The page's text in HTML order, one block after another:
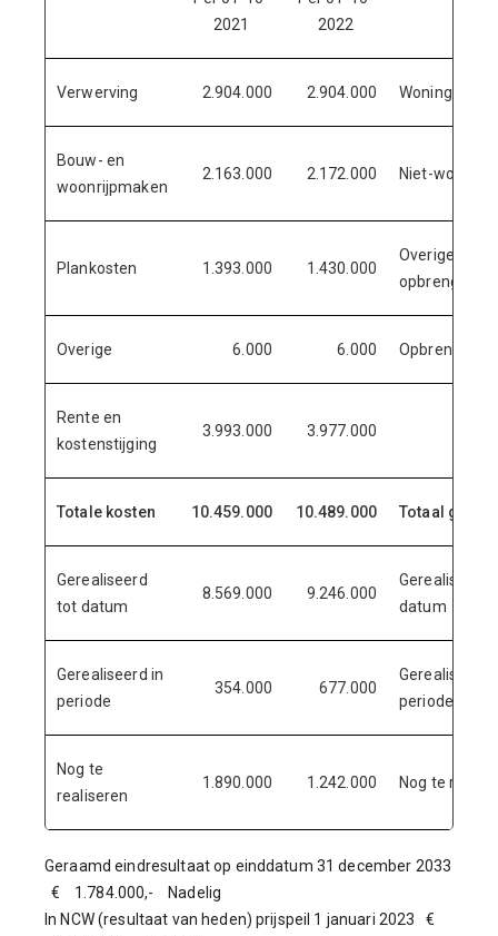
2021
2022
Verwerving 2.904.000 2.904.000 Woningbouw
Bouw- en
woonrijpmaken
2.163.000 2.172.000 Niet-
Plankosten 1.393.000 1.430.000
Overige
opbrengsten
Overige 6.000 6.000
Rente en
kostenstijging
3.993.000 3.977.000
Totale kosten 10.459.000 10.489.000 Totaal
Gerealiseerd
tot datum
8.569.000 9.246.000
Gerealiseerd
datum
Gerealiseerd in
periode
354.000 677.000
Gerealiseerd
periode
Nog te
realiseren
1.890.000 1.242.000 Nog te
Geraamd eindresultaat op einddatum 31 december 2033
€ 1.784.000,- Nadelig
In NCW (resultaat van heden) prijspeil 1 januari 2023 €